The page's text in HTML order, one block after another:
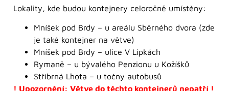
Lokality, kde budou kontejnery celoročně umístěny:
Mníšek pod Brdy – u areálu Sběrného dvora (zde
je také kontejner na větve)
Mníšek pod Brdy – ulice V Lipkách
Rymaně – u bývalého Penzionu u Kožíšků
Stříbrná Lhota – u točny autobusů
! Upozornění: Větve do těchto kontejnerů nepatří !